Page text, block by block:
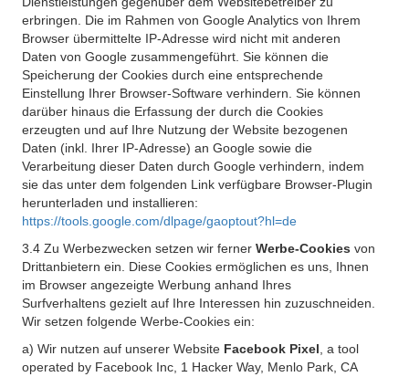
erbringen. Die im Rahmen von Google Analytics von Ihrem
Browser übermittelte IP-Adresse wird nicht mit anderen
Daten von Google zusammengeführt. Sie können die
Speicherung der Cookies durch eine entsprechende
Einstellung Ihrer Browser-Software verhindern. Sie können
darüber hinaus die Erfassung der durch die Cookies
erzeugten und auf Ihre Nutzung der Website bezogenen
Daten (inkl. Ihrer IP-Adresse) an Google sowie die
Verarbeitung dieser Daten durch Google verhindern, indem
sie das unter dem folgenden Link verfügbare Browser-Plugin
herunterladen und installieren:
https://tools.google.com/dlpage/gaoptout?hl=de
3.4 Zu Werbezwecken setzen wir ferner Werbe-Cookies von
Drittanbietern ein. Diese Cookies ermöglichen es uns, Ihnen
im Browser angezeigte Werbung anhand Ihres
Surfverhaltens gezielt auf Ihre Interessen hin zuzuschneiden.
Wir setzen folgende Werbe-Cookies ein:
a) Wir nutzen auf unserer Website Facebook Pixel , a tool
operated by Facebook Inc, 1 Hacker Way, Menlo Park, CA